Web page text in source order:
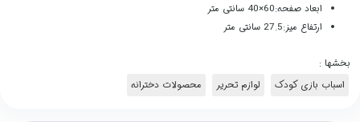
ابعاد صفحه:60×40 سانتی متر
ارتفاع میز:27.5 سانتی متر
بخشها :
اسباب بازی کودک
لوازم تحریر محصولات دخترانه